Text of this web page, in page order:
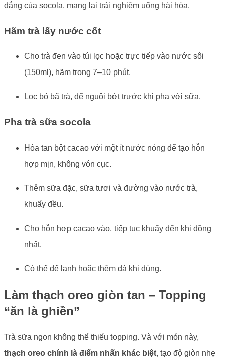
đắng của socola, mang lại trải nghiệm uống hài hòa.
Hãm trà lấy nước cốt
Cho trà đen vào túi lọc hoặc trực tiếp vào nước sôi
(150ml), hãm trong 7–10 phút.
Lọc bỏ bã trà, để nguội bớt trước khi pha với sữa.
Pha trà sữa socola
Hòa tan bột cacao với một ít nước nóng để tạo hỗn
hợp mịn, không vón cục.
Thêm sữa đặc, sữa tươi và đường vào nước trà,
khuấy đều.
Cho hỗn hợp cacao vào, tiếp tục khuấy đến khi đồng
nhất.
Có thể để lạnh hoặc thêm đá khi dùng.
Làm thạch oreo giòn tan – Topping
“ăn là ghiền”
Trà sữa ngon không thể thiếu topping. Và với món này,
thạch oreo chính là điểm nhấn khác biệt, tạo độ giòn nhẹ